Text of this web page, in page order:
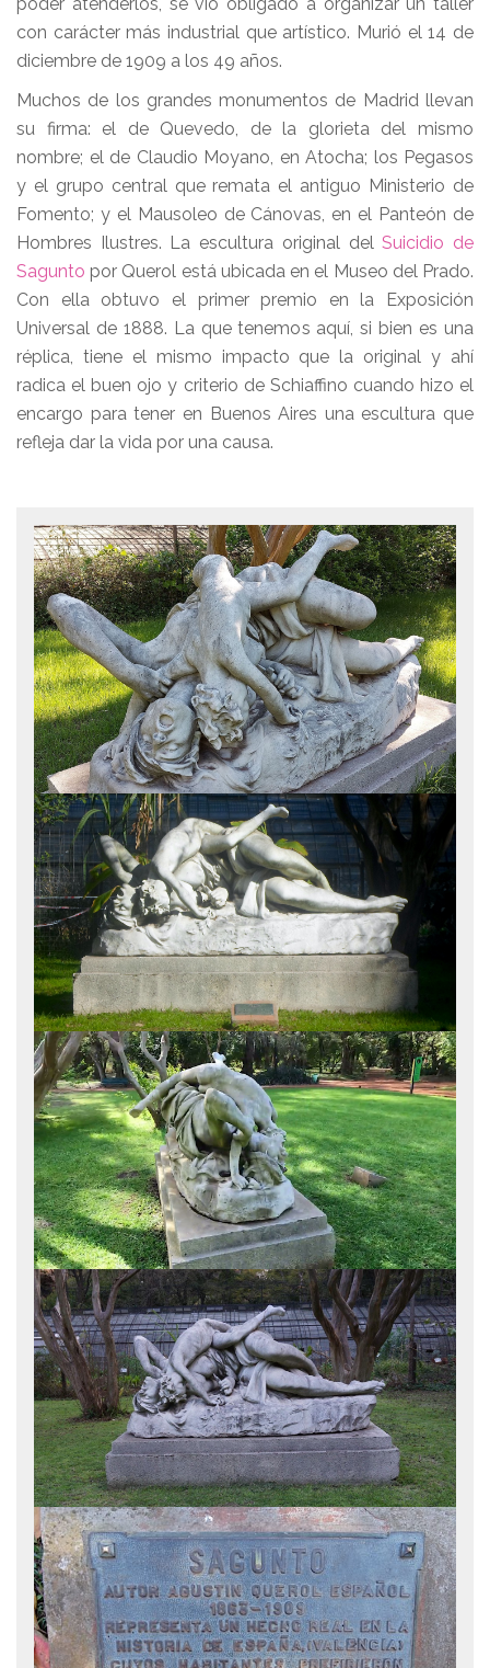
con carácter más industrial que artístico. Murió el 14 de
diciembre de 1909 a los 49 años.
Muchos de los grandes monumentos de Madrid llevan
su firma: el de Quevedo, de la glorieta del mismo
nombre; el de Claudio Moyano, en Atocha; los Pegasos
y el grupo central que remata el antiguo Ministerio de
Fomento; y el Mausoleo de Cánovas, en el Panteón de
Hombres Ilustres. La escultura original delSuicidio de
Sagunto por Querol está ubicada en el Museo del Prado.
Con ella obtuvo el primer premio en la Exposición
Universal de 1888. La que tenemos aquí, si bien es una
réplica, tiene el mismo impacto que la original y ahí
radica el buen ojo y criterio de Schiaffino cuando hizo el
encargo para tener en Buenos Aires una escultura que
refleja dar la vida por una causa.